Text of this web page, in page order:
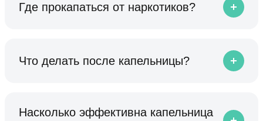
Где прокапаться от наркотиков?
Что делать после капельницы?
Насколько эффективна капельница